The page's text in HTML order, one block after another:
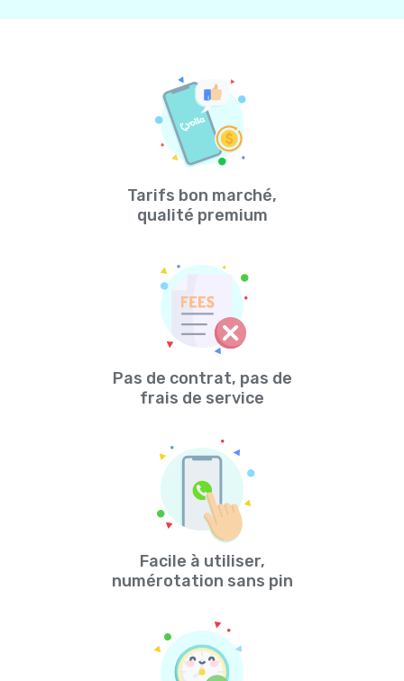
Tarifs bon marché,
qualité premium
Pas de contrat, pas de
frais de service
Facile à utiliser,
numérotation sans pin